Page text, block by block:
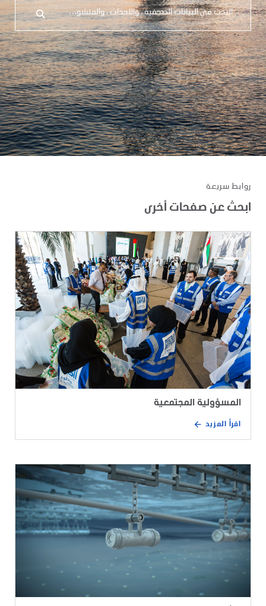
روابط سريعة
ابحث عن صفحات أخرى
المسؤولية المجتمعية
اقرأ المزيد